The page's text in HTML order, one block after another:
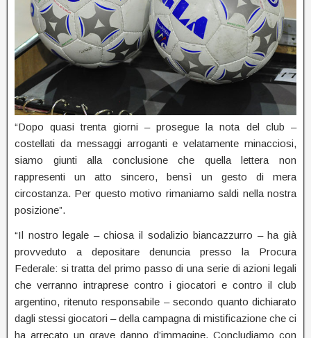
“Dopo quasi trenta giorni – prosegue la nota del club –
costellati da messaggi arroganti e velatamente minacciosi,
siamo giunti alla conclusione che quella lettera non
rappresenti un atto sincero, bensì un gesto di mera
circostanza. Per questo motivo rimaniamo saldi nella nostra
posizione”.
“Il nostro legale – chiosa il sodalizio biancazzurro – ha già
provveduto a depositare denuncia presso la Procura
Federale: si tratta del primo passo di una serie di azioni legali
che verranno intraprese contro i giocatori e contro il club
argentino, ritenuto responsabile – secondo quanto dichiarato
dagli stessi giocatori – della campagna di mistificazione che ci
ha arrecato un grave danno d’immagine. Concludiamo con